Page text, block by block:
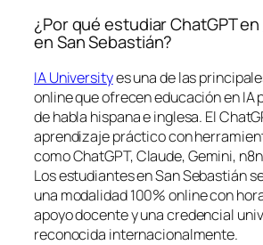
¿Por qué estudiar ChatGPT en
en San Sebastián?
IA Universityes una de las
online que ofrecen educación en IA
de habla hispana e inglesa. El
aprendizaje práctico con
como ChatGPT, Claude, Gemini,
Los estudiantes en San Sebastián
una modalidad 100% online con
apoyo docente y una credencial
reconocida internacionalmente.